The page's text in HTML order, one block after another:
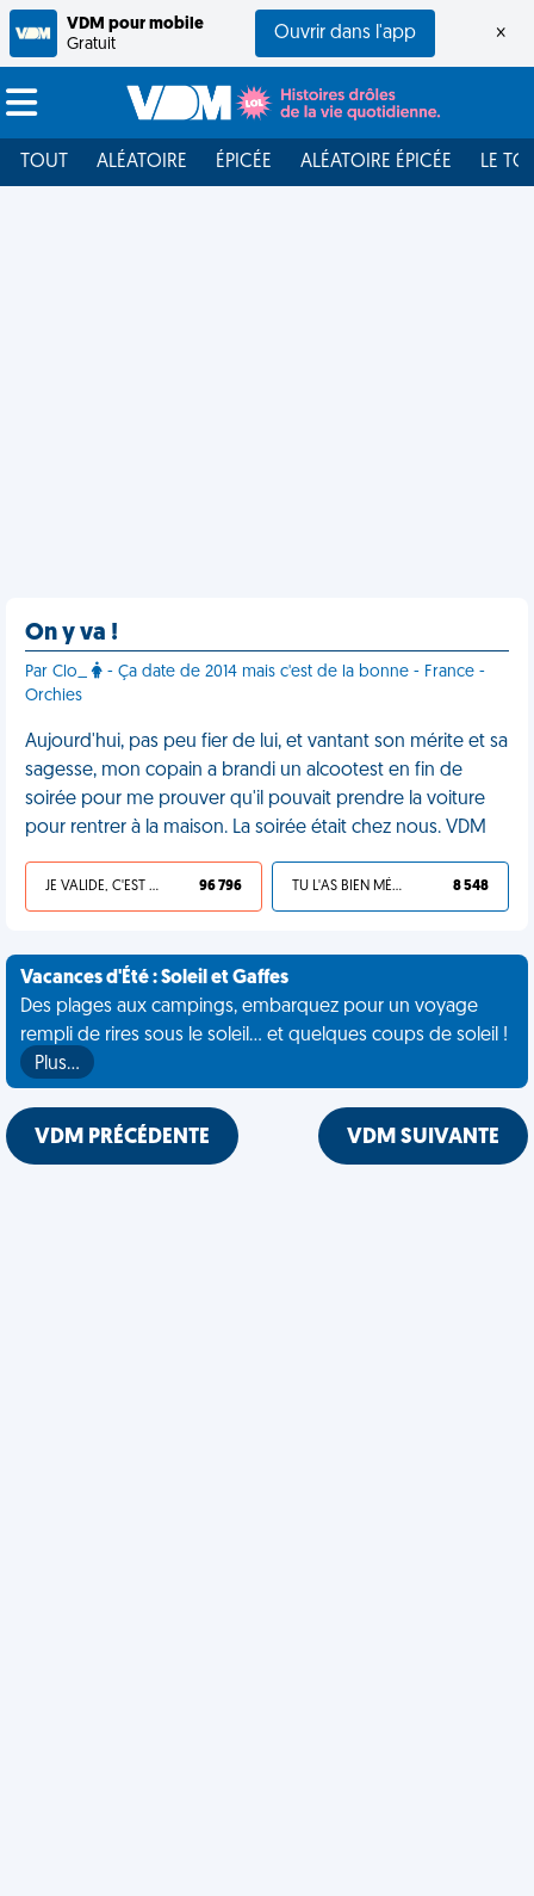
VDM pour mobile
Gratuit
Ouvrir dans l'app ×
TOUT ALÉATOIRE ÉPICÉE ALÉATOIRE ÉPICÉE LE
On y va !
Par Clo_
- Ça date de 2014 mais c'est de la bonne - France -
Orchies
Aujourd'hui, pas peu fier de lui, et vantant son mérite et sa
sagesse, mon copain a brandi un alcootest en fin de
soirée pour me prouver qu'il pouvait prendre la voiture
pour rentrer à la maison. La soirée était chez nous. VDM
JE VALIDE, C'EST UNE VDM 96 796 TU L'AS BIEN MÉRITÉ 8 548
Vacances d'Été : Soleil et Gaffes
Des plages aux campings, embarquez pour un voyage
rempli de rires sous le soleil... et quelques coups de soleil !
Plus…
VDM PRÉCÉDENTE VDM SUIVANTE